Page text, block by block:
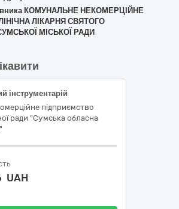
КОМУНАЛЬНЕ НЕКОМЕРЦІЙНЕ
ЛІКАРНЯ СВЯТОГО
МІСЬКОЇ РАДИ
інструментарій
підприємство
ради "Сумська обласна
UAH